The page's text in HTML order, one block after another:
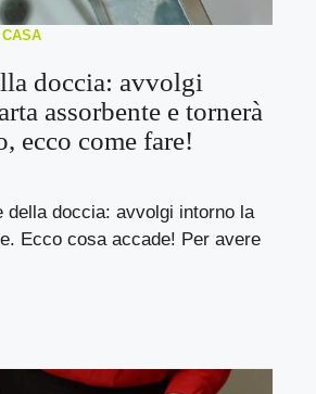
doccia: avvolgi
assorbente e tornerà
ecco come fare!
della doccia: avvolgi intorno la
Ecco cosa accade! Per avere